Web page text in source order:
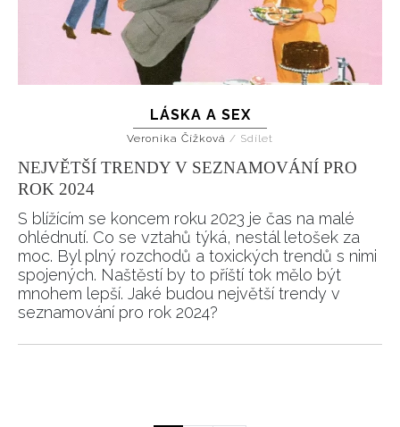
LÁSKA A SEX
Veronika Čížková / Sdílet
NEJVĚTŠÍ TRENDY V SEZNAMOVÁNÍ PRO
ROK 2024
S blížícím se koncem roku 2023 je čas na malé
ohlédnutí. Co se vztahů týká, nestál letošek za
moc. Byl plný rozchodů a toxických trendů s nimi
spojených. Naštěstí by to příští tok mělo být
mnohem lepší. Jaké budou největší trendy v
seznamování pro rok 2024?